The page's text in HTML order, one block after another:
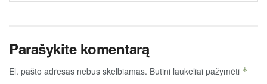
Parašykite komentarą
El. pašto adresas nebus skelbiamas. Būtini laukeliai pažymėti *